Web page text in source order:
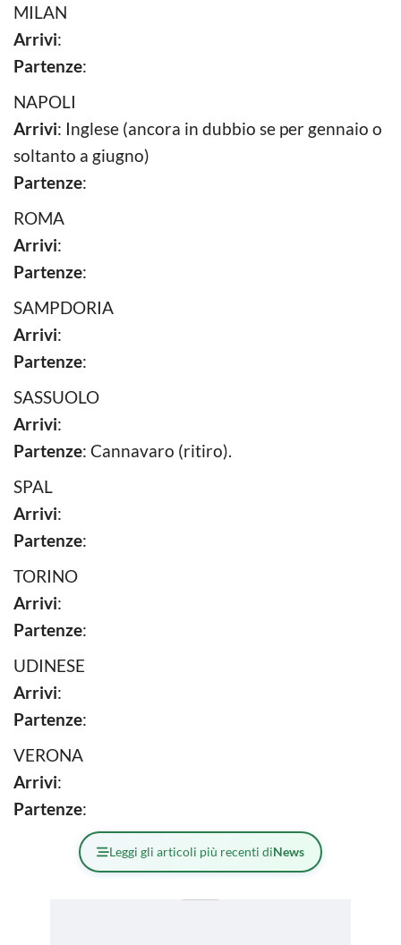
MILAN
Arrivi:
Partenze:
NAPOLI
Arrivi: Inglese (ancora in dubbio se per gennaio o
soltanto a giugno)
Partenze:
ROMA
Arrivi:
Partenze:
SAMPDORIA
Arrivi:
Partenze:
SASSUOLO
Arrivi:
Partenze: Cannavaro (ritiro).
SPAL
Arrivi:
Partenze:
TORINO
Arrivi:
Partenze:
UDINESE
Arrivi:
Partenze:
VERONA
Arrivi:
Partenze:
Leggi gli articoli più recenti diNews